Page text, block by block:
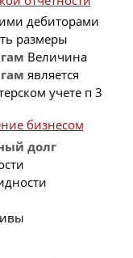
дебиторами
размеры
Величина
является
учете п 3
бизнесом
долг